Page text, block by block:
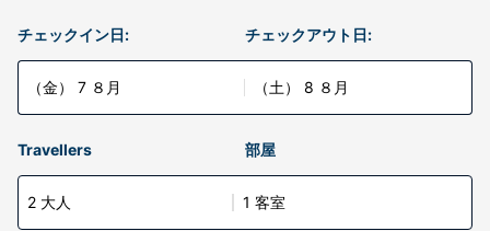
チェックイン日:
（金） 7 ８月
チェックアウト日:
（土） 8 ８月
Travellers 部屋
2 大人 1 客室